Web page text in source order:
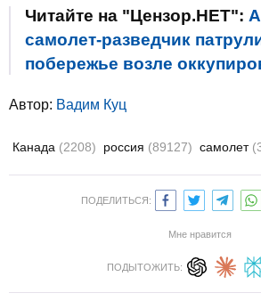
Читайте на "Цензор.НЕТ":
самолет-разведчик
побережье возле
Автор: Вадим Куц
Канада (2208) россия (89127) самолет
ПОДЕЛИТЬСЯ:
Мне нравится
ПОДЫТОЖИТЬ: